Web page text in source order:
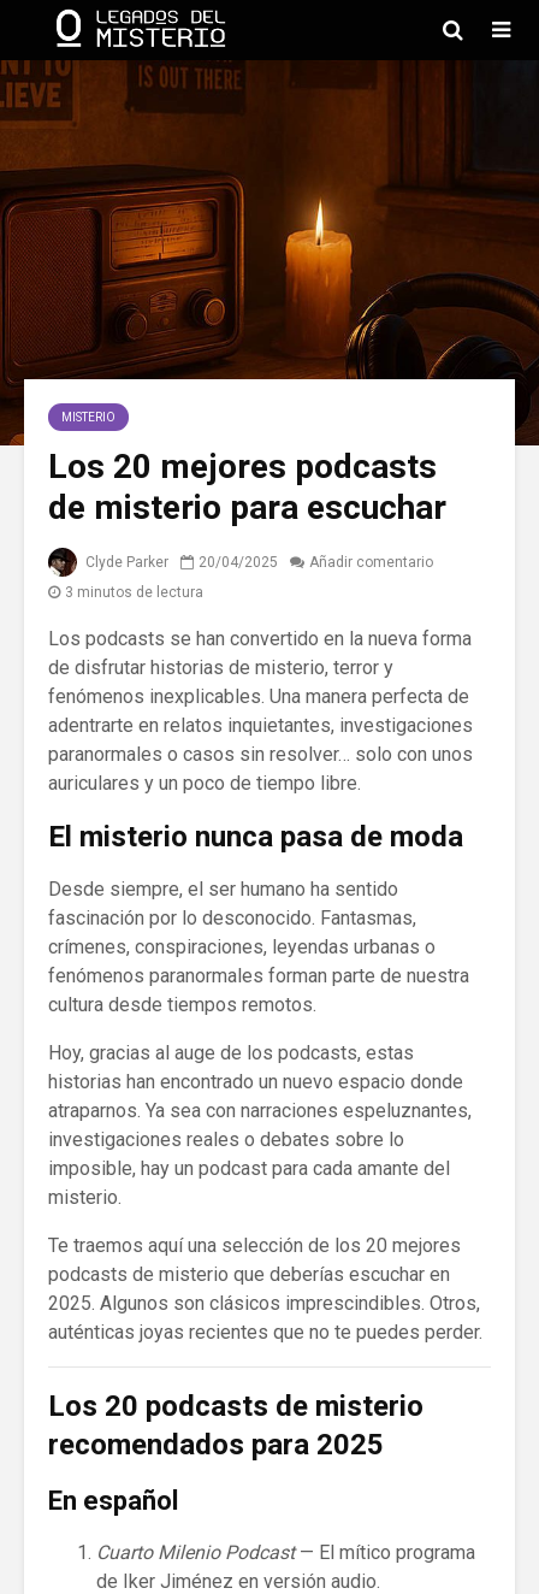
MISTERIO
Los 20 mejores podcasts
de misterio para escuchar
Clyde Parker 20/04/2025
Añadir comentario
3 minutos de lectura
Los podcasts se han convertido en la nueva forma
de disfrutar historias de misterio, terror y
fenómenos inexplicables. Una manera perfecta de
adentrarte en relatos inquietantes, investigaciones
paranormales o casos sin resolver… solo con unos
auriculares y un poco de tiempo libre.
El misterio nunca pasa de moda
Desde siempre, el ser humano ha sentido
fascinación por lo desconocido. Fantasmas,
crímenes, conspiraciones, leyendas urbanas o
fenómenos paranormales forman parte de nuestra
cultura desde tiempos remotos.
Hoy, gracias al auge de los podcasts, estas
historias han encontrado un nuevo espacio donde
atraparnos. Ya sea con narraciones espeluznantes,
investigaciones reales o debates sobre lo
imposible, hay un podcast para cada amante del
misterio.
Te traemos aquí una selección de los 20 mejores
podcasts de misterio que deberías escuchar en
2025. Algunos son clásicos imprescindibles. Otros,
auténticas joyas recientes que no te puedes perder.
Los 20 podcasts de misterio
recomendados para 2025
En español
Cuarto Milenio Podcast— El mítico programa
de Iker Jiménez en versión audio.